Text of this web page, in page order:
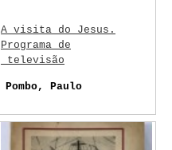
A visita do Jesus.
Programa de
televisão
Pombo, Paulo